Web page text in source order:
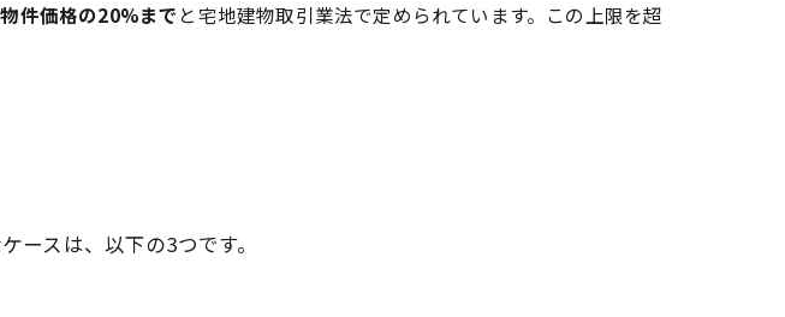
物件価格の20%まで と宅地建物取引業法で定められています。この上限を超
スは、以下の3つです。